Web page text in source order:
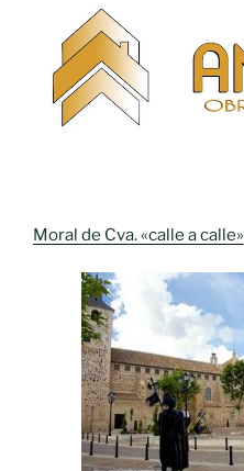
Moral de Cva. «calle a calle»